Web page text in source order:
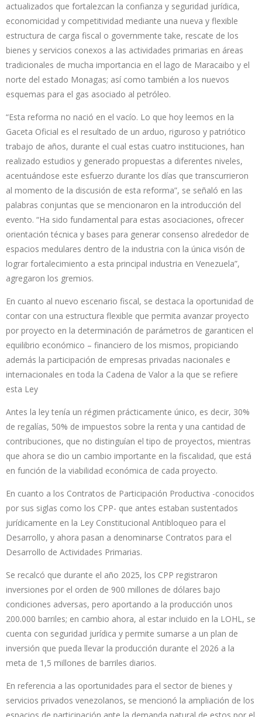
actualizados que fortalezcan la confianza y seguridad jurídica,
economicidad y competitividad mediante una nueva y flexible
estructura de carga fiscal o governmente take, rescate de los
bienes y servicios conexos a las actividades primarias en áreas
tradicionales de mucha importancia en el lago de Maracaibo y el
norte del estado Monagas; así como también a los nuevos
esquemas para el gas asociado al petróleo.
“Esta reforma no nació en el vacío. Lo que hoy leemos en la
Gaceta Oficial es el resultado de un arduo, riguroso y patriótico
trabajo de años, durante el cual estas cuatro instituciones, han
realizado estudios y generado propuestas a diferentes niveles,
acentuándose este esfuerzo durante los días que transcurrieron
al momento de la discusión de esta reforma”, se señaló en las
palabras conjuntas que se mencionaron en la introducción del
evento. “Ha sido fundamental para estas asociaciones, ofrecer
orientación técnica y bases para generar consenso alrededor de
espacios medulares dentro de la industria con la única visón de
lograr fortalecimiento a esta principal industria en Venezuela”,
agregaron los gremios.
En cuanto al nuevo escenario fiscal, se destaca la oportunidad de
contar con una estructura flexible que permita avanzar proyecto
por proyecto en la determinación de parámetros de garanticen el
equilibrio económico – financiero de los mismos, propiciando
además la participación de empresas privadas nacionales e
internacionales en toda la Cadena de Valor a la que se refiere
esta Ley
Antes la ley tenía un régimen prácticamente único, es decir, 30%
de regalías, 50% de impuestos sobre la renta y una cantidad de
contribuciones, que no distinguían el tipo de proyectos, mientras
que ahora se dio un cambio importante en la fiscalidad, que está
en función de la viabilidad económica de cada proyecto.
En cuanto a los Contratos de Participación Productiva -conocidos
por sus siglas como los CPP- que antes estaban sustentados
jurídicamente en la Ley Constitucional Antibloqueo para el
Desarrollo, y ahora pasan a denominarse Contratos para el
Desarrollo de Actividades Primarias.
Se recalcó que durante el año 2025, los CPP registraron
inversiones por el orden de 900 millones de dólares bajo
condiciones adversas, pero aportando a la producción unos
200.000 barriles; en cambio ahora, al estar incluido en la LOHL, se
cuenta con seguridad jurídica y permite sumarse a un plan de
inversión que pueda llevar la producción durante el 2026 a la
meta de 1,5 millones de barriles diarios.
En referencia a las oportunidades para el sector de bienes y
servicios privados venezolanos, se mencionó la ampliación de los